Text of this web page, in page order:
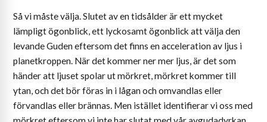
Så vi måste välja. Slutet av en tidsålder är ett mycket
lämpligt ögonblick, ett lyckosamt ögonblick att välja den
levande Guden eftersom det finns en acceleration av ljus i
planetkroppen. När det kommer ner mer ljus, är det som
händer att ljuset spolar ut mörkret, mörkret kommer till
ytan, och det bör föras in i lågan och omvandlas eller
förvandlas eller brännas. Men istället identifierar vi oss med